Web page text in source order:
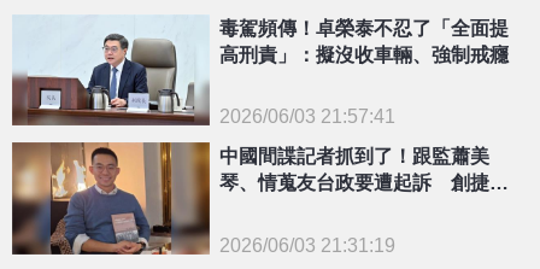
{PLAYICON}
毒駕頻傳！卓榮泰不忍了「全面提
高刑責」：擬沒收車輛、強制戒癮
2026/06/03 21:57:41
中國間諜記者抓到了！跟監蕭美
琴、情蒐友台政要遭起訴 創捷克
2026/06/03 21:31:19